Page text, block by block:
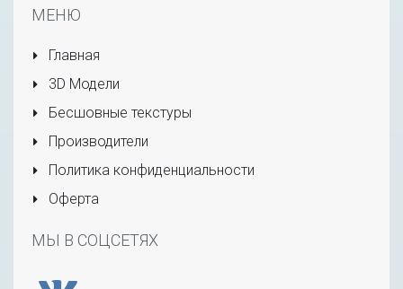
МЕНЮ
Главная
3D Модели
Бесшовные текстуры
Производители
Политика конфиденциальности
Оферта
МЫ В СОЦСЕТЯХ